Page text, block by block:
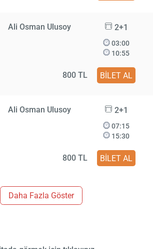
Ali Osman Ulusoy 2+1
03:00
10:55
800 TL BİLET AL
Ali Osman Ulusoy 2+1
07:15
15:30
800 TL BİLET AL
Daha Fazla Göster